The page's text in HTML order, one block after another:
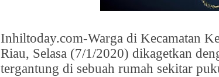
Inhiltoday.com-Warga di Kecamatan
Riau, Selasa (7/1/2020) dikagetkan
tergantung di sebuah rumah sekitar